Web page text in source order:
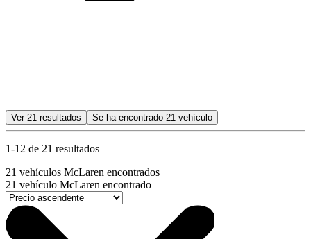
Ver 21 resultados Se ha encontrado 21 vehículo
1-12 de 21 resultados
21 vehículos McLaren encontrados
21 vehículo McLaren encontrado